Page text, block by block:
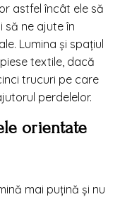
astfel încât ele să
să ne ajute în
Lumina și spațiul
textile, dacă
trucuri pe care
perdelelor.
orientate
mai puțină și nu